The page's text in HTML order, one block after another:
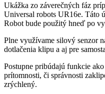
Ukážka zo záverečných fáz
Universal robots UR16e. Táto
Robot bude použitý hneď po
Plne využívame silový senzor
dotlačenia klipu a aj pre
Postupne pribúdajú funkcie
prítomnosti, či správnosti
zrýchlený.